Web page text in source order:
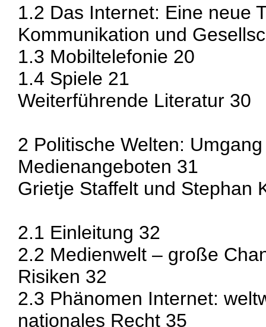
1.2 Das Internet: Eine neue
Kommunikation und
1.3 Mobiltelefonie 20
1.4 Spiele 21
Weiterführende Literatur 30
2 Politische Welten:
Medienangeboten 31
Grietje Staffelt und Stephan
2.1 Einleitung 32
2.2 Medienwelt – große
Risiken 32
2.3 Phänomen Internet:
nationales Recht 35